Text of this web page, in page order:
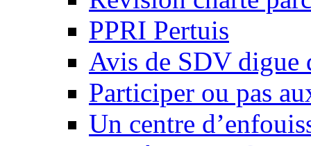
PPRI Pertuis
Avis de SDV digue
Participer ou pas
Un centre